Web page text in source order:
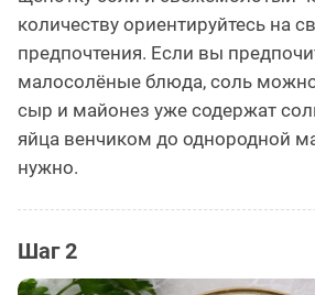
количеству ориентируйтесь на
предпочтения. Если вы
малосолёные блюда, соль можно
сыр и майонез уже содержат
яйца венчиком до однородной
нужно.
Шаг 2